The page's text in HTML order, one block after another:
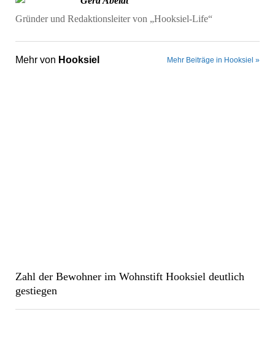
Gründer und Redaktionsleiter von „Hooksiel-Life“
Mehr von Hooksiel Mehr Beiträge in Hooksiel »
Zahl der Bewohner im Wohnstift Hooksiel deutlich
gestiegen